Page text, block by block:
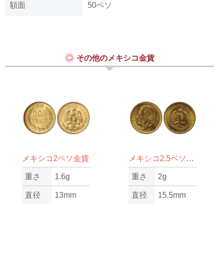
額面 50ペソ
その他のメキシコ金貨
メキシコ2ペソ金貨
重さ 1.6g
直径 13mm
メキシコ2.5ペソ金貨
重さ 2g
直径 15.5mm